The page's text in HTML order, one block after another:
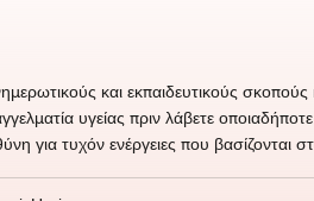
και εκπαιδευτικούς
υγείας πριν λάβετε
για τυχόν ενέργειες που βασίζονται